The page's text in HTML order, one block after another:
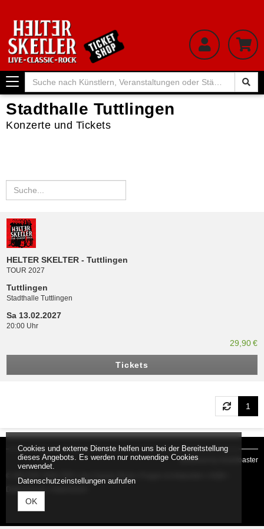
Toggle
navigation
Stadthalle Tuttlingen
Konzerte und Tickets
HELTER SKELTER - Tuttlingen
TOUR 2027
Tuttlingen
Stadthalle Tuttlingen
Sa 13.02.2027
20:00 Uhr
29,90 €
Tickets
1
powered by tickettoaster
© HELTER SKELTER Live-Classic-Rock •
Datenschutz
Cookies und externe Dienste helfen uns bei der Bereitstellung
dieses Angebots. Es werden nur notwendige Cookies
verwendet.
Datenschutzeinstellungen aufrufen
OK